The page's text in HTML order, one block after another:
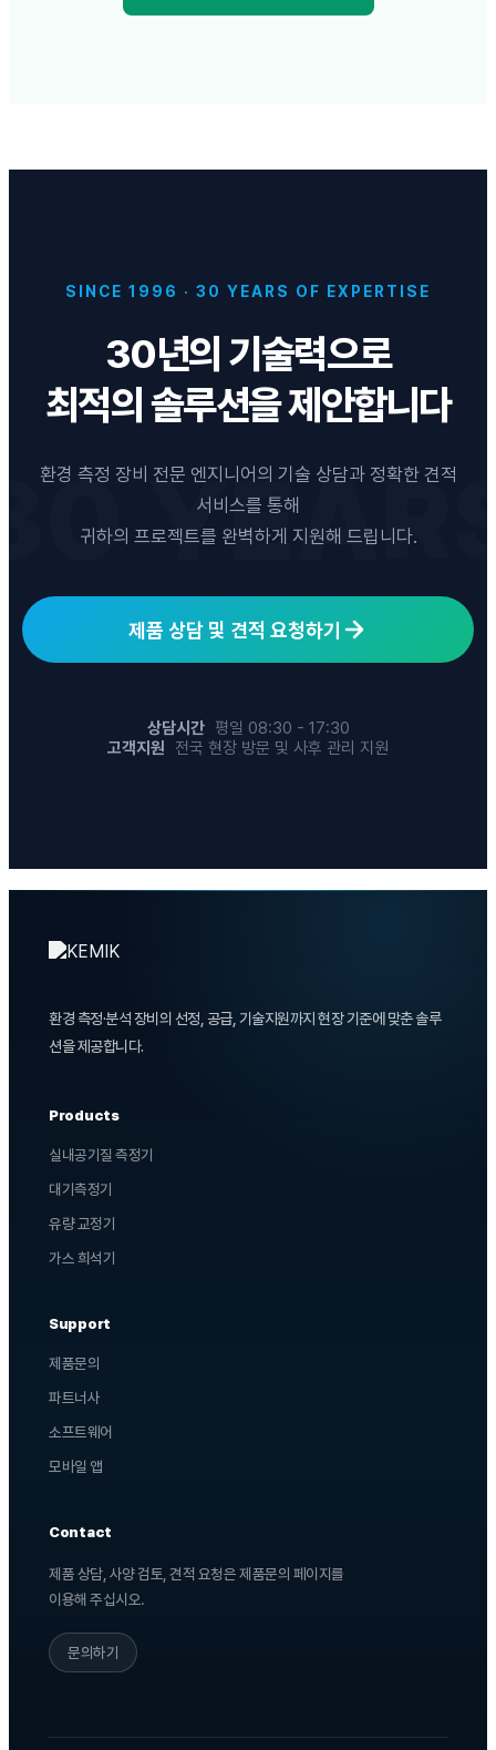
SINCE 1996 · 30 YEARS OF EXPERTISE
30년의 기술력으로
최적의 솔루션을 제안합니다
환경 측정 장비 전문 엔지니어의 기술 상담과 정확한 견적
서비스를 통해
귀하의 프로젝트를 완벽하게 지원해 드립니다.
제품 상담 및 견적 요청하기
상담시간 평일 08:30 - 17:30
고객지원
전국 현장 방문 및 사후 관리 지원
환경 측정·분석 장비의 선정, 공급, 기술지원까지 현장 기준에 맞춘 솔루
션을 제공합니다.
Products
실내공기질 측정기
대기측정기
유량 교정기
가스 희석기
Support
제품문의
파트너사
소프트웨어
모바일 앱
Contact
제품 상담, 사양 검토, 견적 요청은 제품문의 페이지를
이용해 주십시오.
문의하기